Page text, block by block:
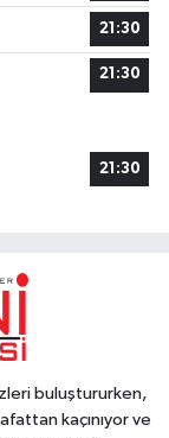
21:30
21:30
21:30
buluştururken,
kaçınıyor ve